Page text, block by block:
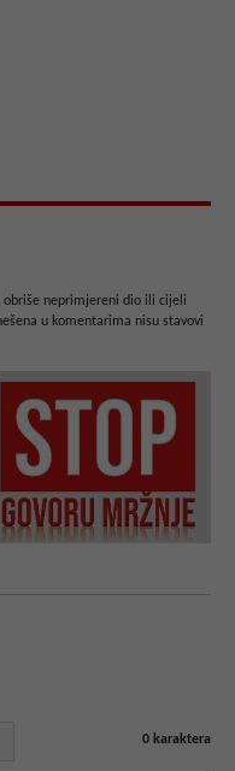
obriše neprimjereni dio ili cijeli
u komentarima nisu stavovi
0 karaktera